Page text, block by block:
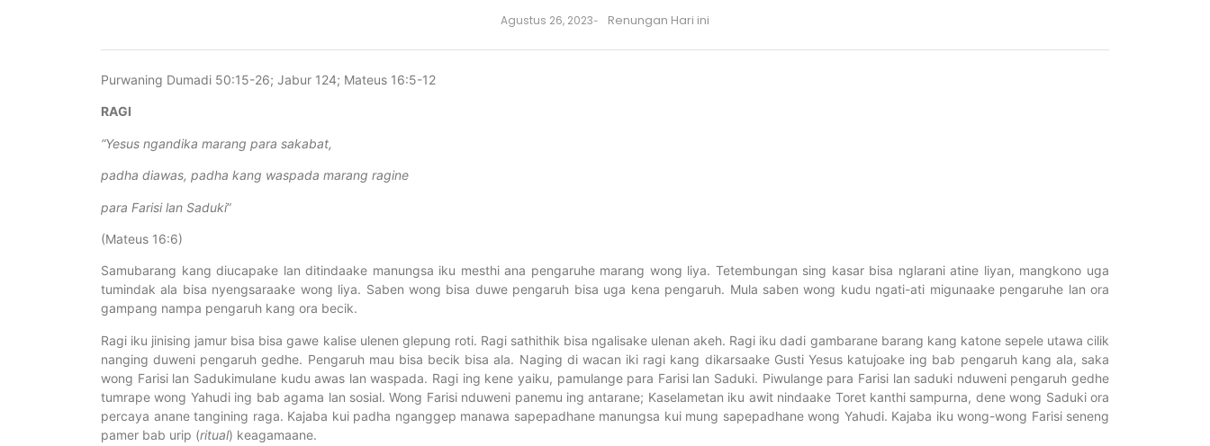
Agustus 26, 2023- Renungan Hari ini
Purwaning Dumadi 50:15-26; Jabur 124; Mateus 16:5-12
RAGI
“Yesus ngandika marang para sakabat,
padha diawas, padha kang waspada marang ragine
para Farisi lan Saduki”
(Mateus 16:6)
Samubarang kang diucapake lan ditindaake manungsa iku mesthi ana pengaruhe marang wong liya. Tetembungan sing kasar bisa nglarani atine liyan, mangkono uga
tumindak ala bisa nyengsaraake wong liya. Saben wong bisa duwe pengaruh bisa uga kena pengaruh. Mula saben wong kudu ngati-ati migunaake pengaruhe lan ora
gampang nampa pengaruh kang ora becik.
Ragi iku jinising jamur bisa bisa gawe kalise ulenen glepung roti. Ragi sathithik bisa ngalisake ulenan akeh. Ragi iku dadi gambarane barang kang katone sepele utawa cilik
nanging duweni pengaruh gedhe. Pengaruh mau bisa becik bisa ala. Naging di wacan iki ragi kang dikarsaake Gusti Yesus katujoake ing bab pengaruh kang ala, saka
wong Farisi lan Sadukimulane kudu awas lan waspada. Ragi ing kene yaiku, pamulange para Farisi lan Saduki. Piwulange para Farisi lan saduki nduweni pengaruh gedhe
tumrape wong Yahudi ing bab agama lan sosial. Wong Farisi nduweni panemu ing antarane; Kaselametan iku awit nindaake Toret kanthi sampurna, dene wong Saduki ora
percaya anane tangining raga. Kajaba kui padha nganggep manawa sapepadhane manungsa kui mung sapepadhane wong Yahudi. Kajaba iku wong-wong Farisi seneng
pamer bab urip (ritual) keagamaane.